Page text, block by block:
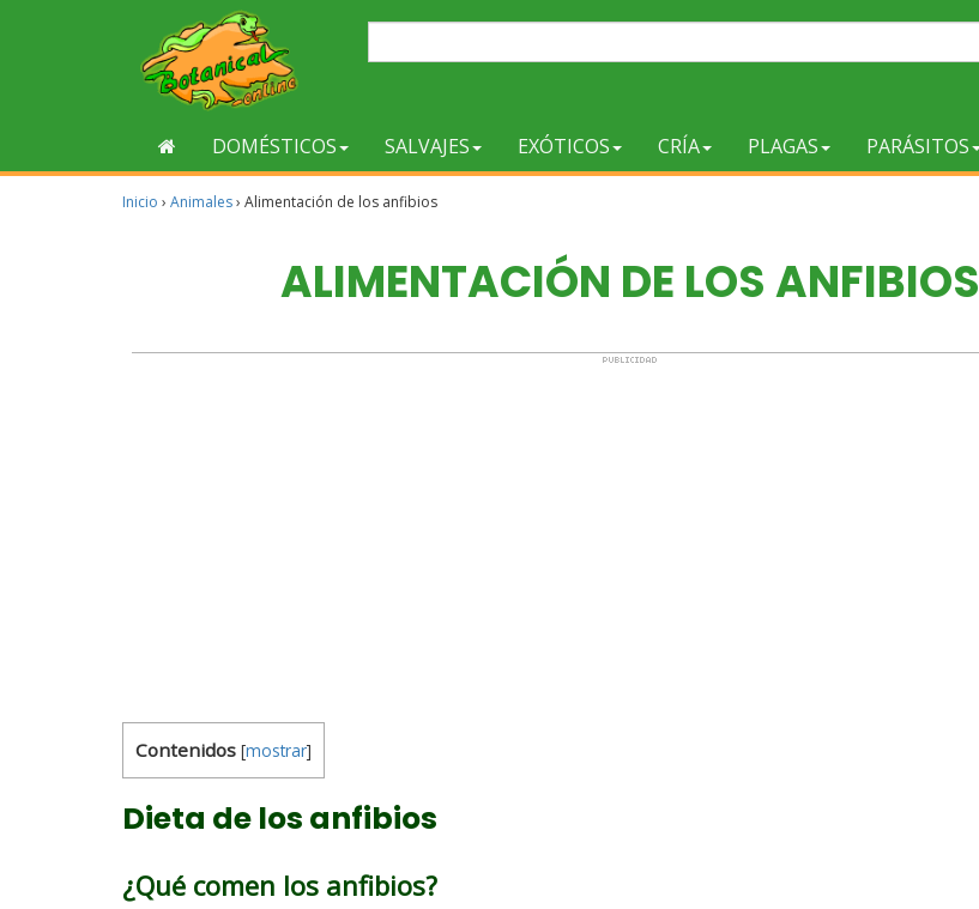
DOMÉSTICOS SALVAJES EXÓTICOS CRÍA PLAGAS PARÁSITOS
Inicio › Animales› Alimentación de los anfibios
ALIMENTACIÓN DE LOS ANFIBIOS
Contenidos [mostrar]
Dieta de los anfibios
¿Qué comen los anfibios?